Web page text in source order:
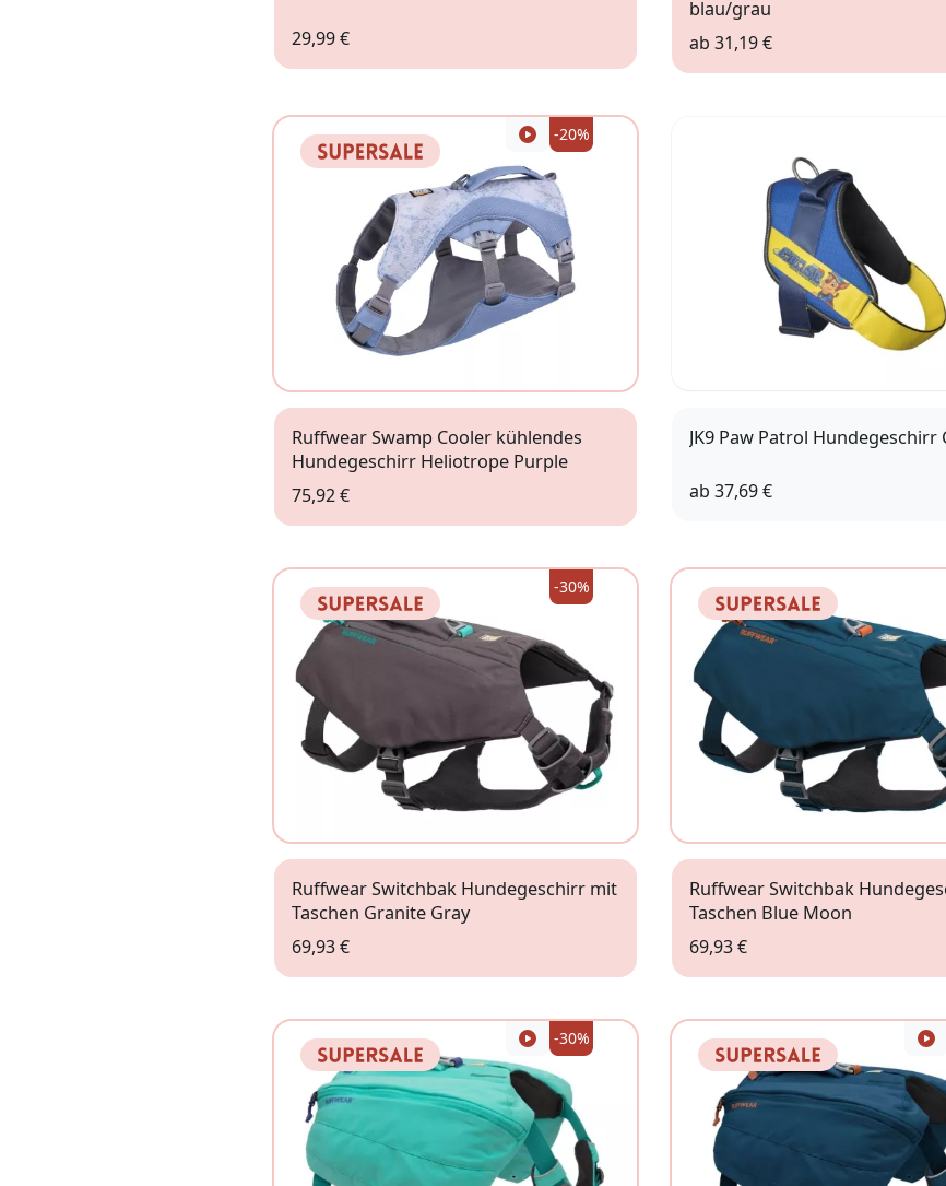
29,99 €
blau/grau
ab31,19 €
-20%
XXS
Ruffwear Swamp Cooler kühlendes
Hundegeschirr Heliotrope Purple
75,92 €
JK9 Paw Patrol Hundegeschirr
ab37,69 €
-30%
XS
Ruffwear Switchbak Hundegeschirr mit
Taschen Granite Gray
69,93 €
XS
Ruffwear Switchbak
Taschen Blue Moon
69,93 €
-30%